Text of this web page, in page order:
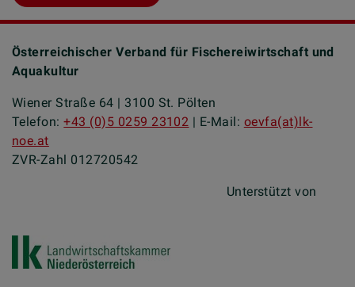
Österreichischer Verband für Fischereiwirtschaft und
Aquakultur
Wiener Straße 64 | 3100 St. Pölten
Telefon:+43 (0)5 0259 23102 | E-Mail: oevfa(at)lk-
noe.at
ZVR-Zahl 012720542
Unterstützt von